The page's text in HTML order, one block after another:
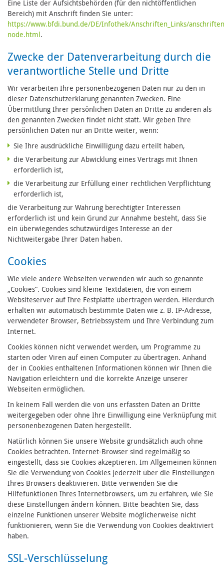
Eine Liste der Aufsichtsbehörden (für den nichtöffentlichen
Bereich) mit Anschrift finden Sie unter:
https://www.bfdi.bund.de/DE/Infothek/Anschriften_Links/
node.html.
Zwecke der Datenverarbeitung durch die
verantwortliche Stelle und Dritte
Wir verarbeiten Ihre personenbezogenen Daten nur zu den in
dieser Datenschutzerklärung genannten Zwecken. Eine
Übermittlung Ihrer persönlichen Daten an Dritte zu anderen als
den genannten Zwecken findet nicht statt. Wir geben Ihre
persönlichen Daten nur an Dritte weiter, wenn:
Sie Ihre ausdrückliche Einwilligung dazu erteilt haben,
die Verarbeitung zur Abwicklung eines Vertrags mit Ihnen
erforderlich ist,
die Verarbeitung zur Erfüllung einer rechtlichen Verpflichtung
erforderlich ist,
die Verarbeitung zur Wahrung berechtigter Interessen
erforderlich ist und kein Grund zur Annahme besteht, dass Sie
ein überwiegendes schutzwürdiges Interesse an der
Nichtweitergabe Ihrer Daten haben.
Cookies
Wie viele andere Webseiten verwenden wir auch so genannte
„Cookies“. Cookies sind kleine Textdateien, die von einem
Websiteserver auf Ihre Festplatte übertragen werden. Hierdurch
erhalten wir automatisch bestimmte Daten wie z. B. IP-Adresse,
verwendeter Browser, Betriebssystem und Ihre Verbindung zum
Internet.
Cookies können nicht verwendet werden, um Programme zu
starten oder Viren auf einen Computer zu übertragen. Anhand
der in Cookies enthaltenen Informationen können wir Ihnen die
Navigation erleichtern und die korrekte Anzeige unserer
Webseiten ermöglichen.
In keinem Fall werden die von uns erfassten Daten an Dritte
weitergegeben oder ohne Ihre Einwilligung eine Verknüpfung mit
personenbezogenen Daten hergestellt.
Natürlich können Sie unsere Website grundsätzlich auch ohne
Cookies betrachten. Internet-Browser sind regelmäßig so
eingestellt, dass sie Cookies akzeptieren. Im Allgemeinen können
Sie die Verwendung von Cookies jederzeit über die Einstellungen
Ihres Browsers deaktivieren. Bitte verwenden Sie die
Hilfefunktionen Ihres Internetbrowsers, um zu erfahren, wie Sie
diese Einstellungen ändern können. Bitte beachten Sie, dass
einzelne Funktionen unserer Website möglicherweise nicht
funktionieren, wenn Sie die Verwendung von Cookies deaktiviert
haben.
SSL-Verschlüsselung